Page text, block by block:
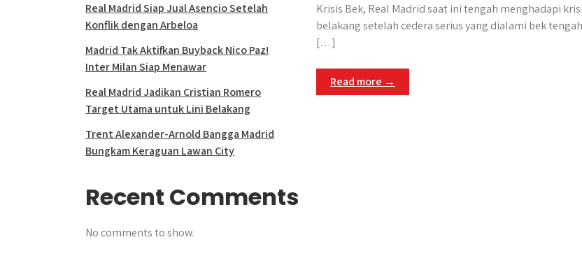
Krisis Bek, Real Madrid saat ini tengah menghadapi
belakang setelah cedera serius yang dialami bek
[…]
Read more →
Real Madrid Siap Jual Asencio Setelah
Konflik dengan Arbeloa
Madrid Tak Aktifkan Buyback Nico Paz!
Inter Milan Siap Menawar
Real Madrid Jadikan Cristian Romero
Target Utama untuk Lini Belakang
Trent Alexander-Arnold Bangga Madrid
Bungkam Keraguan Lawan City
Recent Comments
No comments to show.